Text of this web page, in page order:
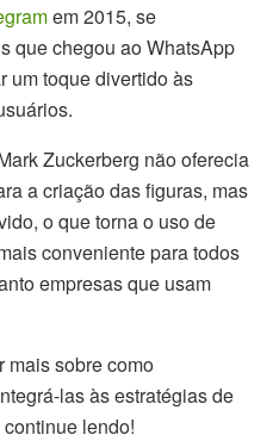
em 2015, se
que chegou ao WhatsApp
um toque divertido às
Zuckerberg não oferecia
a criação das figuras, mas
o que torna o uso de
conveniente para todos
empresas que usam
mais sobre como
las às estratégias de
lendo!